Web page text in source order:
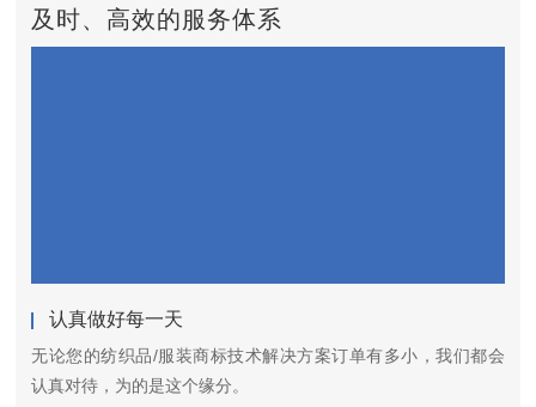
及时、高效的服务体系
认真做好每一天
无论您的纺织品/服装商标技术解决方案订单有多小，我们都会
认真对待，为的是这个缘分。